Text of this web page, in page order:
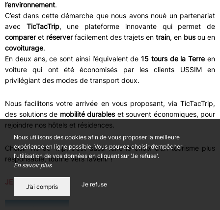
l’environnement.
C’est dans cette démarche que nous avons noué un partenariat
avec TicTacTrip, une plateforme innovante qui permet de
compareret réserverfacilement des trajets en train, en busou en
covoiturage.
En deux ans, ce sont ainsi l’équivalent de 15 tours de la Terre en
voiture qui ont été économisés par les clients USSIM en
privilégiant des modes de transport doux.
Nous facilitons votre arrivée en vous proposant, via TicTacTrip,
des solutions de mobilité durableset souvent économiques, pour
rejoindre nos hôtels et résidences.
Choisir TicTac Trip, c’est aussi faire le choix d’un tourisme plus
responsable, tourné vers l’avenir !
JE RESERVE !
Nous utilisons des cookies afin de vous proposer la meilleure
expérience en ligne possible. Vous pouvez choisir d’empêcher
l’utilisation de vos données en cliquant sur 'Je refuse'.
En savoir plus
J’ai compris Je refuse